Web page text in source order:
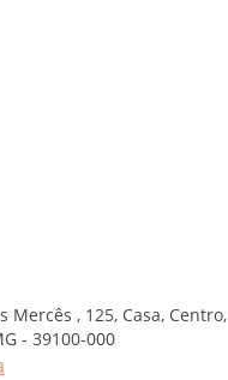
Mercês , 125, Casa, Centro,
- 39100-000